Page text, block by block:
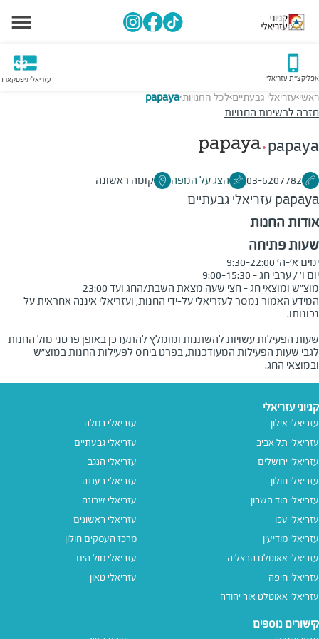
אפליקציית עזריאלי עזריאלי גיפטקארד
ראשי>עזריאלי גבעתיים>לכל החנויות>
papaya
חזרה לרשימת החנויות
papaya
03-6207782 הצג על המפה קומה ראשונה
papaya עזריאלי גבעתיים
אודות החנות
שעות פתיחה
מוצ"ש ומוצאי חג - חצי שעה מצאת השבת/החג ועד 23:00
המידע האמור נמסר לעזריאלי על-ידי החנות, ועזריאלי איננה אחראית על
שעות הפעילות עשויות להשתנות ומומלץ להתעדכן באופן פרטני מול החנות
לגבי שעות הפעילות המעודכנות, בפרט ביחס לפעילות החנות במוצ"ש
ובמוצאי החג.
קניוני עזריאלי
עזריאלי אילון
עזריאלי תל אביב
עזריאלי ירושלים
עזריאלי חולון
עזריאלי הוד השרון
עזריאלי עכו
עזריאלי מודיעין
עזריאלי אאוטלט הרצליה
עזריאלי חיפה
עזריאלי אאוטלט אור יהודה
עזריאלי רמלה
עזריאלי גבעתיים
עזריאלי הנגב
עזריאלי רעננה
עזריאלי שרונה
עזריאלי ראשונים
מרכז העסקים חולון
עזריאלי מול הים
עזריאלי טאון
קישורים נוספים